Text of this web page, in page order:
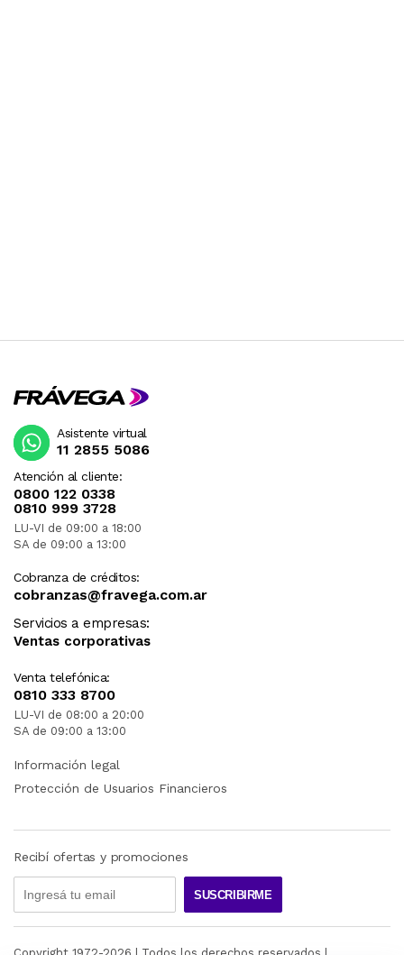
Atención al cliente:
0800 122 0338
0810 999 3728
LU-VI de 09:00 a 18:00
SA de 09:00 a 13:00
Cobranza de créditos:
cobranzas@fravega.com.ar
Servicios a empresas:
Ventas corporativas
Venta telefónica:
0810 333 8700
LU-VI de 08:00 a 20:00
SA de 09:00 a 13:00
Asistente virtual
11 2855 5086
Información legal
Protección de Usuarios Financieros
Recibí ofertas y promociones
SUSCRIBIRME